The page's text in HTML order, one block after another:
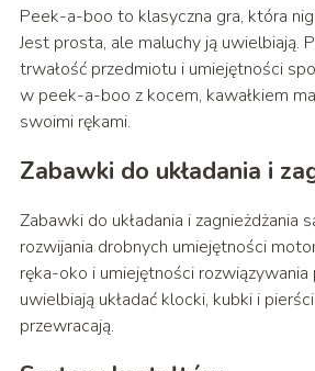
Peek-a-boo to klasyczna gra, która
Jest prosta, ale maluchy ją uwielbiają.
trwałość przedmiotu i umiejętności
w peek-a-boo z kocem, kawałkiem
swoimi rękami.
Zabawki do układania i
Zabawki do układania i zagnieżdżania
rozwijania drobnych umiejętności
ręka-oko i umiejętności
uwielbiają układać klocki, kubki i
przewracają.